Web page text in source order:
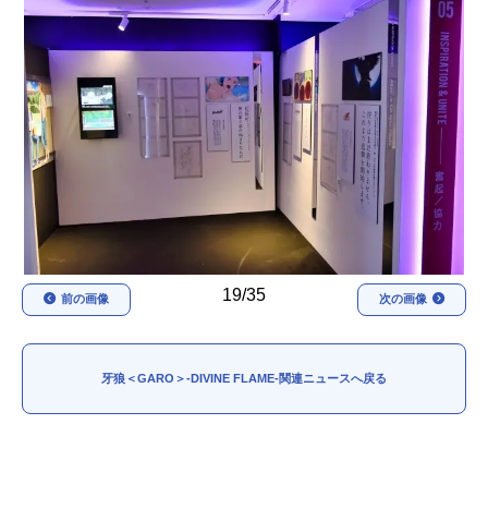
アニメ記事一覧 声優記事一覧
アニメ映画一覧 実写化映画一覧
今期アニメ曜日別一覧
春アニメ 夏アニメ
秋アニメ 冬アニメ
男性声優/女性声優一覧
19/35
前の画像 次の画像
牙狼＜GARO＞-DIVINE FLAME-関連ニュースへ戻る